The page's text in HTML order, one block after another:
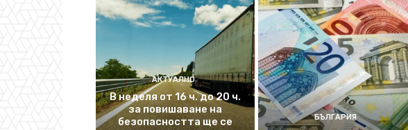
АКТУАЛНО
В неделя от 16 ч. до 20 ч.
за повишаване на
безопасността ще се
БЪЛГАРИЯ